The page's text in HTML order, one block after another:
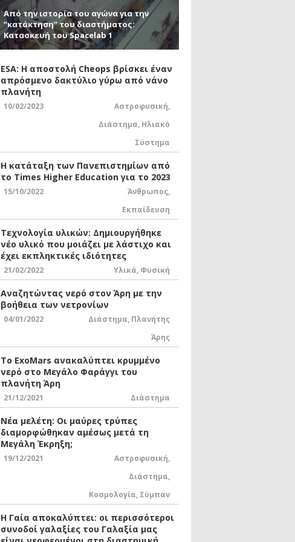
Από την ιστορία του αγώνα για την
“κατάκτηση” του διαστήματος:
Κατασκευή του Spacelab 1
ESA: Η αποστολή Cheops βρίσκει έναν
απρόσμενο δακτύλιο γύρω από νάνο
πλανήτη
10/02/2023 Αστροφυσική,
Διάστημα, Ηλιακό
Σύστημα
Η κατάταξη των Πανεπιστημίων από
το Times Higher Education για το 2023
15/10/2022 Άνθρωπος,
Εκπαίδευση
Τεχνολογία υλικών: Δημιουργήθηκε
νέο υλικό που μοιάζει με λάστιχο και
έχει εκπληκτικές ιδιότητες
21/02/2022 Υλικά, Φυσική
Αναζητώντας νερό στον Άρη με την
βοήθεια των νετρονίων
04/01/2022 Διάστημα, Πλανήτης
Άρης
Το ExoMars ανακαλύπτει κρυμμένο
νερό στο Μεγάλο Φαράγγι του
πλανήτη Άρη
21/12/2021 Διάστημα
Νέα μελέτη: Οι μαύρες τρύπες
διαμορφώθηκαν αμέσως μετά τη
Μεγάλη Έκρηξη;
19/12/2021 Αστροφυσική,
Διάστημα,
Κοσμολογία, Σύμπαν
Η Γαία αποκαλύπτει: οι περισσότεροι
συνοδοί γαλαξίες του Γαλαξία μας